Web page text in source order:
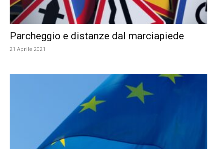
Parcheggio e distanze dal marciapiede
21 Aprile 2021